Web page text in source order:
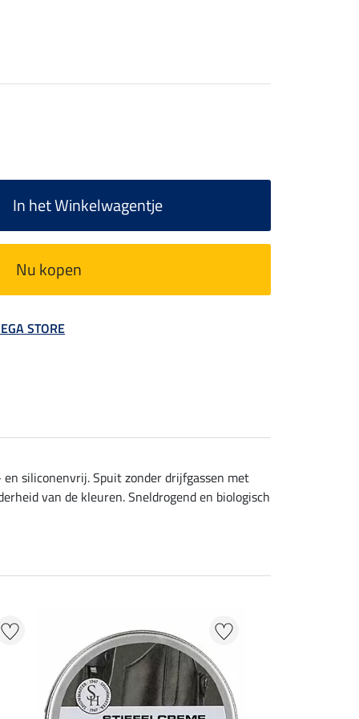
In het Winkelwagentje
Nu kopen
STORE
en siliconenvrij. Spuit zonder drijfgassen met
van de kleuren. Sneldrogend en biologisch